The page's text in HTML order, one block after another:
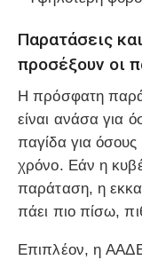
Παρατάσεις
προσέξουν οι
Η πρόσφατη
είναι ανάσα για
παγίδα για όσους
χρόνο. Εάν η
παράταση, η
πάει πιο πίσω,
Επιπλέον, η